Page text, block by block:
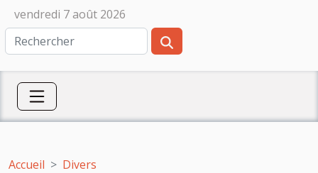
vendredi 7 août 2026
Accueil
Divers